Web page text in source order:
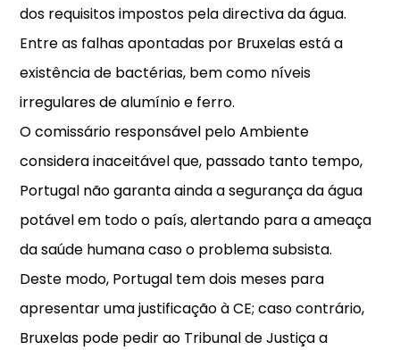
dos requisitos impostos pela directiva da água.
Entre as falhas apontadas por Bruxelas está a
existência de bactérias, bem como níveis
irregulares de alumínio e ferro.
O comissário responsável pelo Ambiente
considera inaceitável que, passado tanto tempo,
Portugal não garanta ainda a segurança da água
potável em todo o país, alertando para a ameaça
da saúde humana caso o problema subsista.
Deste modo, Portugal tem dois meses para
apresentar uma justificação à CE; caso contrário,
Bruxelas pode pedir ao Tribunal de Justiça a